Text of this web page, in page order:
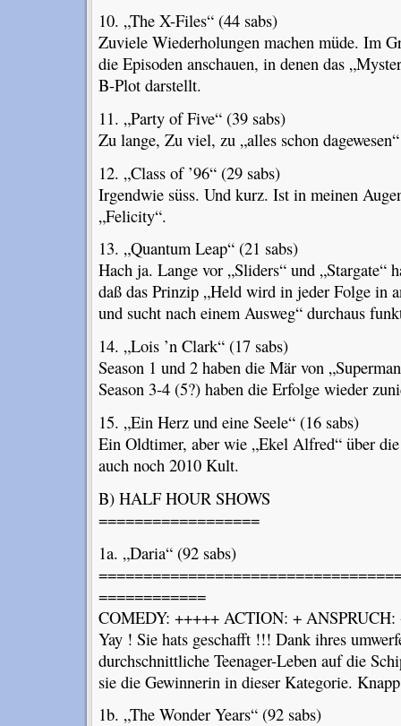
10. „The X-Files“ (44 sabs)
Zuviele Wiederholungen machen müde. Im
die Episoden anschauen, in denen das
B-Plot darstellt.
11. „Party of Five“ (39 sabs)
Zu lange, Zu viel, zu „alles schon dagewesen“
12. „Class of ’96“ (29 sabs)
Irgendwie süss. Und kurz. Ist in meinen
„Felicity“.
13. „Quantum Leap“ (21 sabs)
Hach ja. Lange vor „Sliders“ und „Stargate“
daß das Prinzip „Held wird in jeder Folge in
und sucht nach einem Ausweg“ durchaus
14. „Lois ’n Clark“ (17 sabs)
Season 1 und 2 haben die Mär von
Season 3-4 (5?) haben die Erfolge wieder
15. „Ein Herz und eine Seele“ (16 sabs)
Ein Oldtimer, aber wie „Ekel Alfred“ über
auch noch 2010 Kult.
B) HALF HOUR SHOWS
==================
1a. „Daria“ (92 sabs)
============
COMEDY: +++++ ACTION: +
Yay ! Sie hats geschafft !!! Dank ihres
durchschnittliche Teenager-Leben auf die
sie die Gewinnerin in dieser Kategorie.
1b. „The Wonder Years“ (92 sabs)